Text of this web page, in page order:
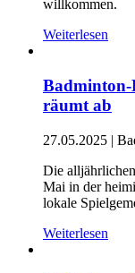
willkommen.
Weiterlesen
Badminton-
räumt ab
27.05.2025 |
Die
Mai in der
lokale
Weiterlesen